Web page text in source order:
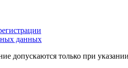
данных
допускаются только при